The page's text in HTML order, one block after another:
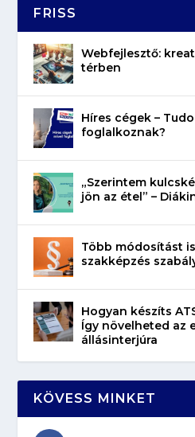
FRISS
Webfejlesztő:
térben
Híres cégek –
foglalkoznak?
„Szerintem
jön az étel” –
Több módosítást
szakképzés
Hogyan készíts
Így növelheted az
állásinterjúra
KÖVESS MINKET